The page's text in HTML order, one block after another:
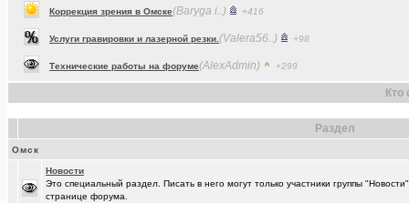
(Valera56..)
(AlexAdmin)
(Raptorr)
Ваш топ исполнителей?(Kebbos) +1
Респираторы и маски...Время пришло? Короновирус уже в Омске
(Aljexeй)
НЕ рекомендую из посл, просмотренного мной(kakashtla) +1230
Раздел
Омск
Новости
Это специальный раздел. Писать в него могут только участники группы
странице форума.